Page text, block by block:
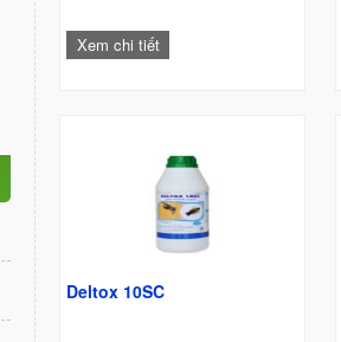
Xem chi tiết
Deltox 10SC